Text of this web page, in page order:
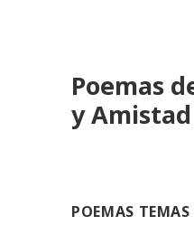
Poemas
y Amistad
POEMAS TEMAS